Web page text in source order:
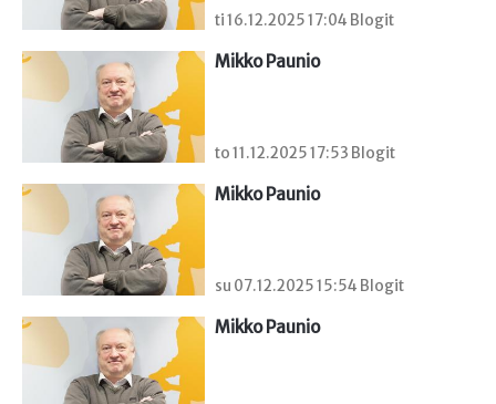
ti 16.12.2025 17:04 Blogit
Mikko Paunio
to 11.12.2025 17:53 Blogit
Mikko Paunio
su 07.12.2025 15:54 Blogit
Mikko Paunio